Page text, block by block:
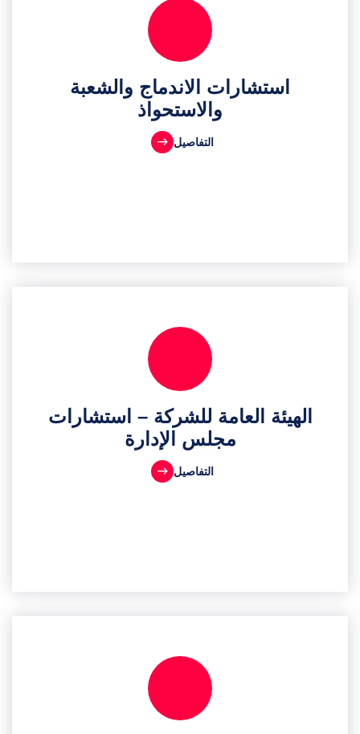
استشارات الاندماج والشعبة
والاستحواذ
التفاصيل
الهيئة العامة للشركة – استشارات
مجلس الإدارة
التفاصيل